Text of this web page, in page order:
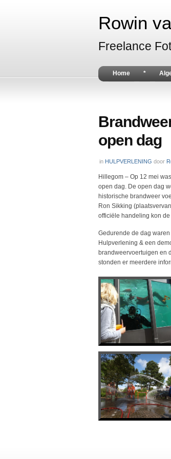
Rowin
Freelance
Home *
open dag
in HULPVERLENING door
Hillegom – Op 12 mei
open dag. De open dag
historische brandweer
Ron Sikking
officiële handeling kon
Gedurende de dag
Hulpverlening & een
brandweervoertuigen en
stonden er meerdere